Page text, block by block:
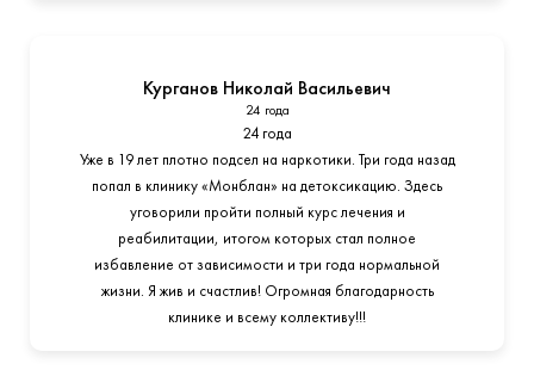
Курганов Николай Васильевич
24 года
24 года
Уже в 19 лет плотно подсел на наркотики. Три года назад
попал в клинику «Монблан» на детоксикацию. Здесь
уговорили пройти полный курс лечения и
реабилитации, итогом которых стал полное
избавление от зависимости и три года нормальной
жизни. Я жив и счастлив! Огромная благодарность
клинике и всему коллективу!!!